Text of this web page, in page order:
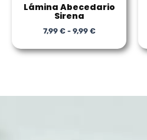
Lámina Abecedario
Sirena
7,99 € - 9,99 €